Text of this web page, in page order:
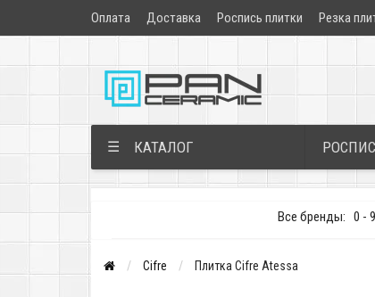
Оплата Доставка Роспись плитки Резка
☰ КАТАЛОГ
Все бренды: 0 - 9
Cifre Плитка Cifre Atessa